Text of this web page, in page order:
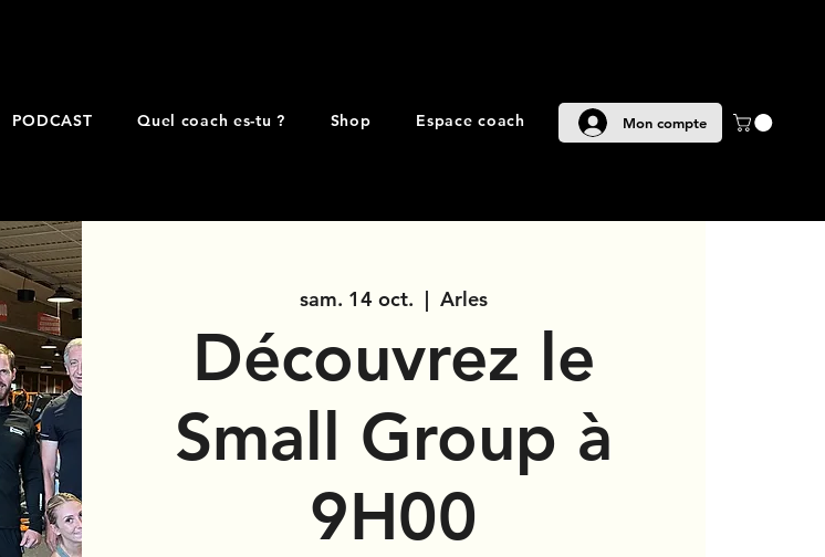
PODCAST Quel coach es-tu ? Shop Espace coach Mon compte
sam. 14 oct.
  |
Arles
Découvrez le
Small Group à
9H00